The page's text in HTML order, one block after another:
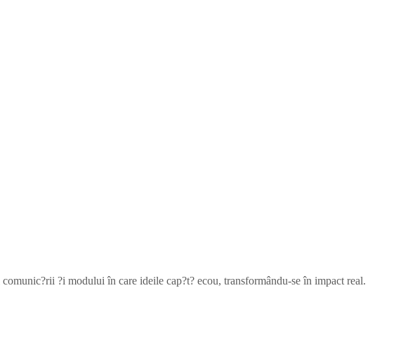
?i modului în care ideile cap?t? ecou, transformându-se în impact real.